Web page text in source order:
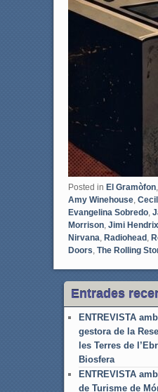
Posted in El Gramòfon,
Amy Winehouse,
Evangelina Sobredo,
Morrison, Jimi Hendrix
Nirvana Radiohead,
Doors The Rolling
Entrades
ENTREVISTA
gestora de la
les Terres de
Biosfera
ENTREVISTA
de Turisme de